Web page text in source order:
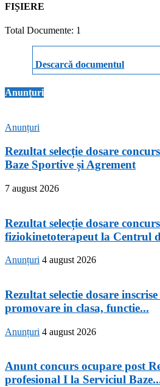
FIȘIERE
Total Documente: 1
Descarcă documentul
Anunțuri
Anunțuri
Rezultat selecție dosare
Baze Sportive și Agrement
7 august 2026
Rezultat selecție dosare
fiziokinetoterapeut la Centrul
Anunțuri 4 august 2026
Rezultat selectie dosare
promovare in clasa, functie...
Anunțuri 4 august 2026
Anunt concurs ocupare post
profesional I la Serviciul